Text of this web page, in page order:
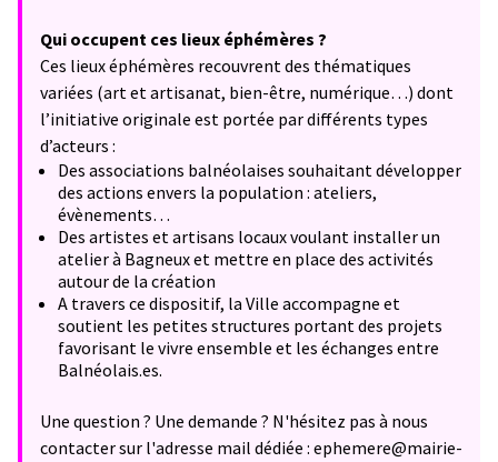
Qui occupent ces lieux éphémères ?
Ces lieux éphémères recouvrent des thématiques
variées (art et artisanat, bien-être, numérique…) dont
l’initiative originale est portée par différents types
d’acteurs :
Des associations balnéolaises souhaitant développer
des actions envers la population : ateliers,
évènements…
Des artistes et artisans locaux voulant installer un
atelier à Bagneux et mettre en place des activités
autour de la création
A travers ce dispositif, la Ville accompagne et
soutient les petites structures portant des projets
favorisant le vivre ensemble et les échanges entre
Balnéolais.es.
Une question ? Une demande ? N'hésitez pas à nous
contacter sur l'adresse mail dédiée : ephemere@mairie-